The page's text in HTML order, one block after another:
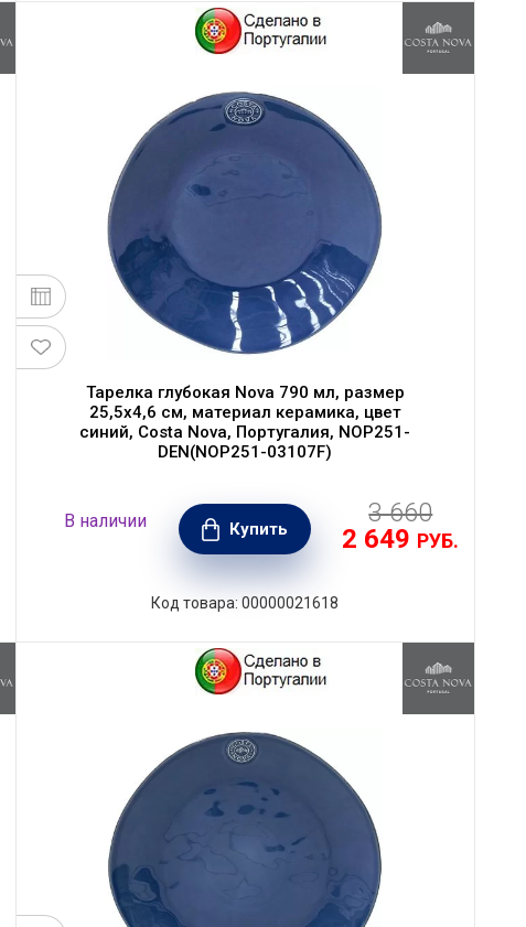
Тарелка глубокая Nova 790 мл, размер
25,5х4,6 см, материал керамика, цвет
синий, Costa Nova, Португалия, NOP251-
DEN(NOP251-03107F)
В наличии Купить
3 660
2 649 РУБ.
Код товара: 00000021618